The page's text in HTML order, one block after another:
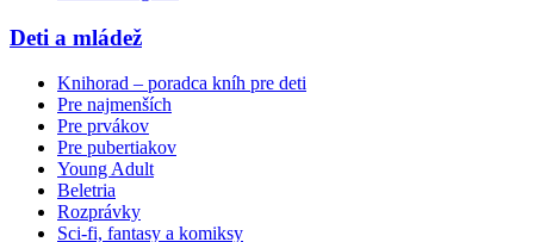
Deti a mládež
Knihorad – poradca kníh pre deti
Pre najmenších
Pre prvákov
Pre pubertiakov
Young Adult
Beletria
Rozprávky
Sci-fi, fantasy a komiksy